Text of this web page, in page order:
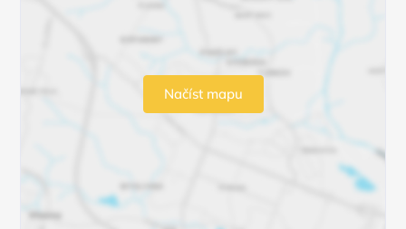
Načíst mapu